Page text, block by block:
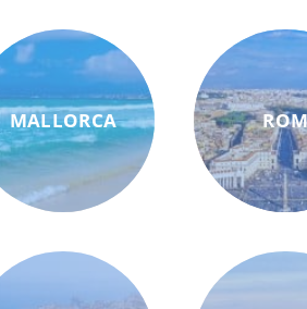
MALLORCA